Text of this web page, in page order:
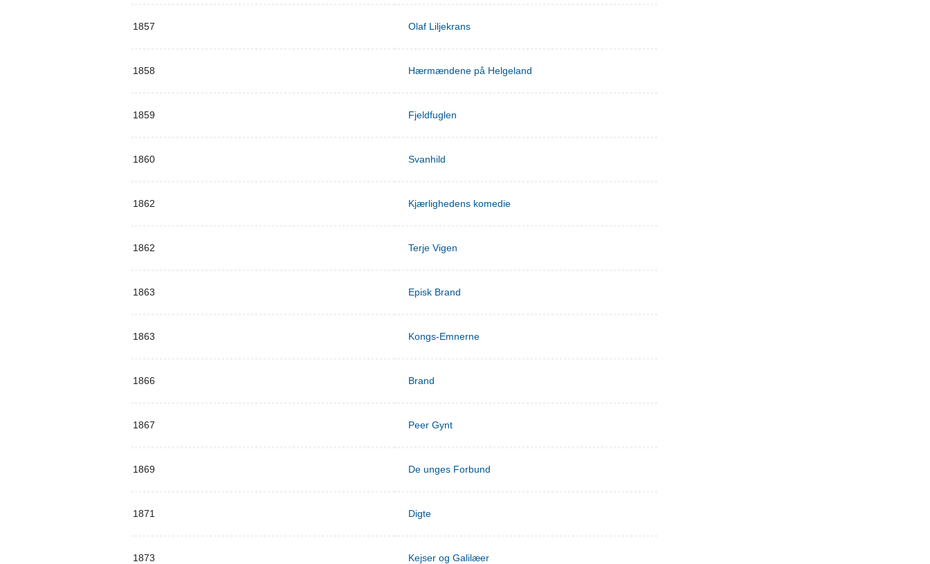
1857 Olaf Liljekrans
1858 Hærmændene på Helgeland
1859 Fjeldfuglen
1860 Svanhild
1862 Kjærlighedens komedie
1862 Terje Vigen
1863 Episk Brand
1863 Kongs-Emnerne
1866 Brand
1867 Peer Gynt
1869 De unges Forbund
1871 Digte
1873 Kejser og Galilæer